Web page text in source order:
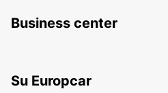
Business center
Su Europcar